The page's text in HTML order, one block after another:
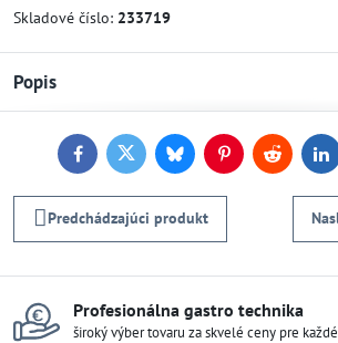
Skladové číslo: 233719
Popis
FacebookTwitterBlueskyPinterestReddit
Predchádzajúci produkt
Profesionálna gastro technika
široký výber tovaru za skvelé ceny pre